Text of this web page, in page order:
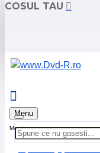
COSUL TAU
Menu